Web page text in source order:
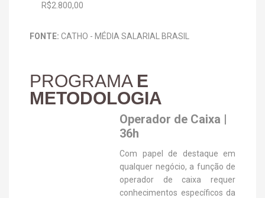
R$2.800,00
FONTE: CATHO - MÉDIA SALARIAL BRASIL
PROGRAMA E
METODOLOGIA
Operador de Caixa |
36h
Com papel de destaque em
qualquer negócio, a função de
operador de caixa requer
conhecimentos específicos da